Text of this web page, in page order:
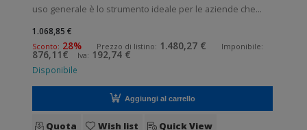
uso generale è lo strumento ideale per le aziende che
desiderano migliorare le applicazioni quotidiane di lettura
dei codici a barre. Lettura QrCode abilitata. Collegamento
wireless senza fili.
1.068,85 €
Sconto: 28% Prezzo di listino: 1.480,27 € Imponibile:
876,11€ Iva: 192,74 €
Disponibile
Aggiungi al carrello
Quota Wish list Quick View